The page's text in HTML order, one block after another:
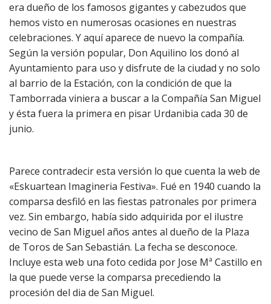
era dueño de los famosos gigantes y cabezudos que
hemos visto en numerosas ocasiones en nuestras
celebraciones. Y aquí aparece de nuevo la compañía.
Según la versión popular, Don Aquilino los donó al
Ayuntamiento para uso y disfrute de la ciudad y no solo
al barrio de la Estación, con la condición de que la
Tamborrada viniera a buscar a la Compañía San Miguel
y ésta fuera la primera en pisar Urdanibia cada 30 de
junio.
Parece contradecir esta versión lo que cuenta la web de
«Eskuartean Imagineria Festiva». Fué en 1940 cuando la
comparsa desfiló en las fiestas patronales por primera
vez. Sin embargo, había sido adquirida por el ilustre
vecino de San Miguel años antes al dueño de la Plaza
de Toros de San Sebastián. La fecha se desconoce.
Incluye esta web una foto cedida por Jose Mª Castillo en
la que puede verse la comparsa precediendo la
procesión del dia de San Miguel.